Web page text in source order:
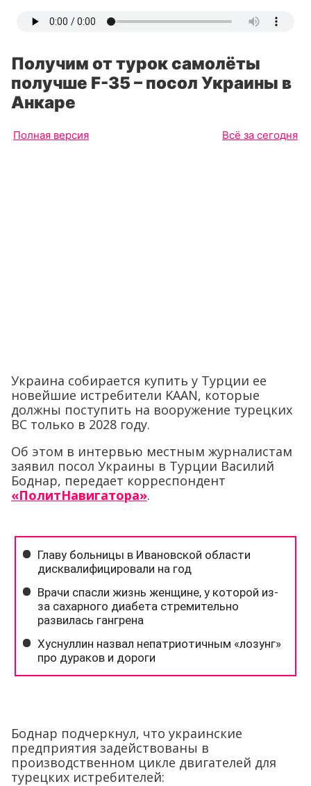
Получим от турок самолёты
получше F-35 – посол Украины в
Анкаре
Полная версия Всё за сегодня
Украина собирается купить у Турции ее
новейшие истребители KAAN, которые
должны поступить на вооружение турецких
ВС только в 2028 году.
Об этом в интервью местным журналистам
заявил посол Украины в Турции Василий
Боднар, передает корреспондент
«ПолитНавигатора».
Боднар подчеркнул, что украинские
предприятия задействованы в
производственном цикле двигателей для
турецких истребителей: